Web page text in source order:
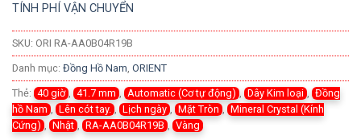
TÍNH PHÍ VẬN CHUYỂN
SKU: ORI RA-AA0B04R19B
Danh mục: Đồng Hồ Nam ORIENT
Thẻ: 40 giờ 41.7 mm Automatic (Cơ tự động) Dây Kim loại
Đồng
hồ Nam
Lên cót tay. Lịch ngày Mặt Tròn
Mineral Crystal (Kính
Cứng)
Nhật RA-AA0B04R19B Vàng